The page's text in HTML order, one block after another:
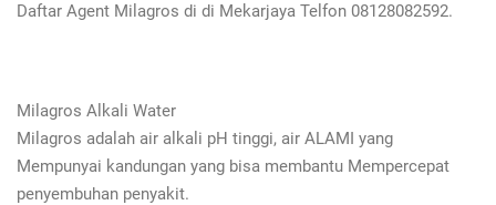
Daftar Agent Milagros di di Mekarjaya Telfon 08128082592.
Milagros Alkali Water
Milagros adalah air alkali pH tinggi, air ALAMI yang
Mempunyai kandungan yang bisa membantu Mempercepat
penyembuhan penyakit.